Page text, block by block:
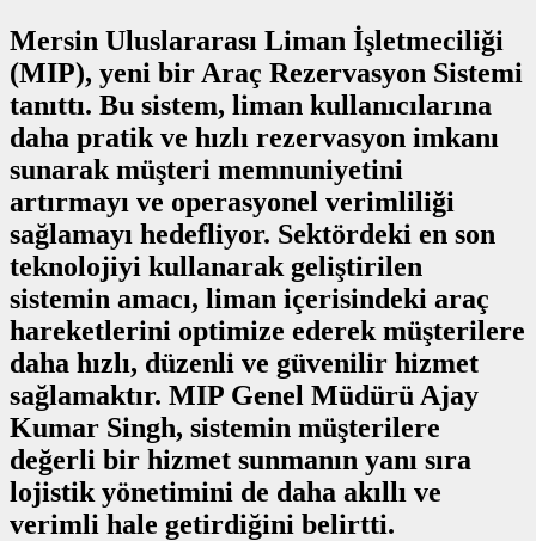
Mersin Uluslararası Liman İşletmeciliği
(MIP), yeni bir Araç Rezervasyon Sistemi
tanıttı. Bu sistem, liman kullanıcılarına
daha pratik ve hızlı rezervasyon imkanı
sunarak müşteri memnuniyetini
artırmayı ve operasyonel verimliliği
sağlamayı hedefliyor. Sektördeki en son
teknolojiyi kullanarak geliştirilen
sistemin amacı, liman içerisindeki araç
hareketlerini optimize ederek müşterilere
daha hızlı, düzenli ve güvenilir hizmet
sağlamaktır. MIP Genel Müdürü Ajay
Kumar Singh, sistemin müşterilere
değerli bir hizmet sunmanın yanı sıra
lojistik yönetimini de daha akıllı ve
verimli hale getirdiğini belirtti.